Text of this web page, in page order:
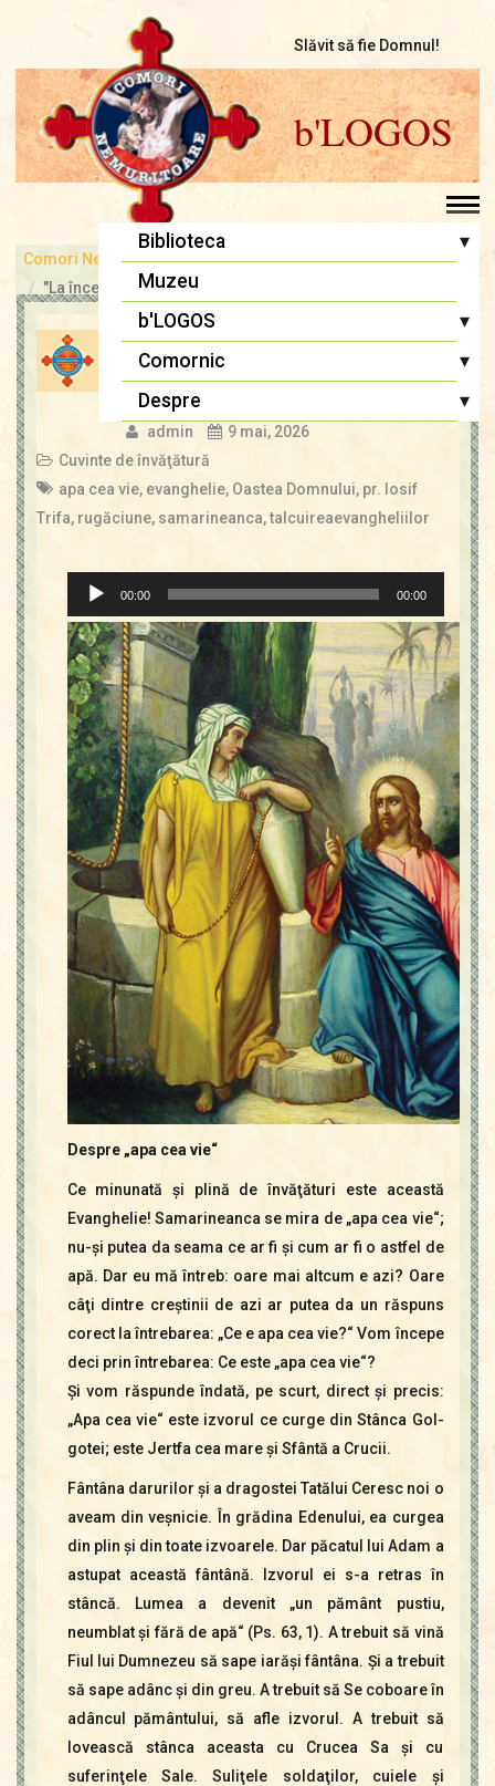
Slăvit să fie Domnul!
b'LOGOS
Biblioteca ▾
Fr. Ioan Marini
Muzeu
b'LOGOS
▾
Lupta cea bună
Pagina copiilor
Comornic ▾
Biblia Ortodoxă
Rugăciuni
Icoane
Calendar
Glosar
Repere
Despre ▾
Termeni și Condiții
Comori Nemuritoare
bLOGOS
"La început a fost Cuvântul..."
EVANGHELIA DUMINICII A V-
A DUPĂ PAŞTI (a
Samarinencii)
admin
9 mai, 2026
Cuvinte de învăţătură
apa cea vie, evanghelie, Oastea Domnului, pr. Iosif
Trifa, rugăciune, samarineanca,talcuireaevangheliilor
Player
audio
00:00 00:00
Despre „apa cea vie“
Ce minunată şi plină de învăţături este această
Evanghelie! Samarineanca se mira de „apa cea vie“;
nu-şi putea da seama ce ar fi şi cum ar fi o astfel de
apă. Dar eu mă întreb: oare mai altcum e azi? Oare
câţi dintre creştinii de azi ar putea da un răspuns
corect la întrebarea: „Ce e apa cea vie?“ Vom începe
deci prin întrebarea: Ce este „apa cea vie“?
Şi vom răspunde îndată, pe scurt, direct şi precis:
„Apa cea vie“ este izvorul ce curge din Stânca Gol­
gotei; este Jertfa cea mare şi Sfântă a Crucii.
Fântâna darurilor şi a dragostei Tatălui Ceresc noi o
aveam din veşnicie. În grădina Edenului, ea curgea
din plin şi din toate izvoarele. Dar păcatul lui Adam a
astupat această fântână. Izvorul ei s-a retras în
stâncă. Lumea a devenit „un pământ pustiu,
neumblat şi fără de apă“ (Ps. 63, 1). A trebuit să vină
Fiul lui Dumnezeu să sape iarăşi fântâna. Şi a trebuit
să sape adânc şi din greu. A trebuit să Se coboare în
adâncul pământului, să afle izvorul. A trebuit să
lovească stânca aceasta cu Crucea Sa şi cu
suferinţele Sale. Suliţele soldaţilor, cuiele şi